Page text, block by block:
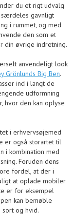
du et rigt udvalg
særdeles gavnligt
i rummet, og med
den som et
din øvrige indretning.
anvendeligt look
Grönlunds Big Ben.
ind i langt de
udformning
hvor den kan oplyse
i erhvervsøjemed
er også storartet til
i kombination med
Foruden dens
fordel, at der i
at oplade mobiler
er for eksempel
kan bemøble
sort og hvid.